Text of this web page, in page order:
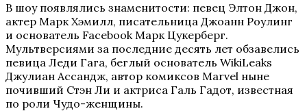
В шоу появлялись знаменитости: певец Элтон Джон,
актер Марк Хэмилл, писательница Джоанн Роулинг
и основатель Facebook Марк Цукерберг.
Мультверсиями за последние десять лет обзавелись
певица Леди Гага, беглый основатель WikiLeaks
Джулиан Ассандж, автор комиксов Marvel ныне
почивший Стэн Ли и актриса Галь Гадот, известная
по роли Чудо-женщины.